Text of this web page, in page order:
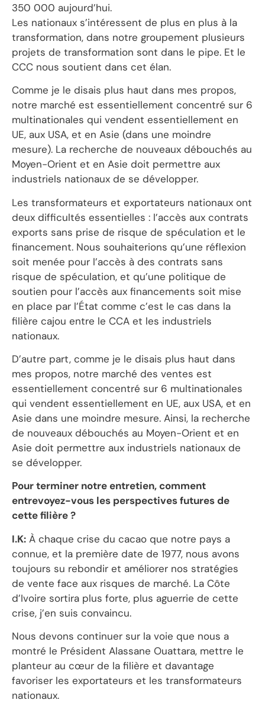
350 000 aujourd’hui.
Les nationaux s’intéressent de plus en plus à la
transformation, dans notre groupement plusieurs
projets de transformation sont dans le pipe. Et le
CCC nous soutient dans cet élan.
Comme je le disais plus haut dans mes propos,
notre marché est essentiellement concentré sur 6
multinationales qui vendent essentiellement en
UE, aux USA, et en Asie (dans une moindre
mesure). La recherche de nouveaux débouchés au
Moyen-Orient et en Asie doit permettre aux
industriels nationaux de se développer.
Les transformateurs et exportateurs nationaux ont
deux difficultés essentielles : l’accès aux contrats
exports sans prise de risque de spéculation et le
financement. Nous souhaiterions qu’une réflexion
soit menée pour l’accès à des contrats sans
risque de spéculation, et qu’une politique de
soutien pour l’accès aux financements soit mise
en place par l’État comme c’est le cas dans la
filière cajou entre le CCA et les industriels
nationaux.
D’autre part, comme je le disais plus haut dans
mes propos, notre marché des ventes est
essentiellement concentré sur 6 multinationales
qui vendent essentiellement en UE, aux USA, et en
Asie dans une moindre mesure. Ainsi, la recherche
de nouveaux débouchés au Moyen-Orient et en
Asie doit permettre aux industriels nationaux de
se développer.
Pour terminer notre entretien, comment
entrevoyez-vous les perspectives futures de
cette filière ?
I.K: À chaque crise du cacao que notre pays a
connue, et la première date de 1977, nous avons
toujours su rebondir et améliorer nos stratégies
de vente face aux risques de marché. La Côte
d’Ivoire sortira plus forte, plus aguerrie de cette
crise, j’en suis convaincu.
Nous devons continuer sur la voie que nous a
montré le Président Alassane Ouattara, mettre le
planteur au cœur de la filière et davantage
favoriser les exportateurs et les transformateurs
nationaux.